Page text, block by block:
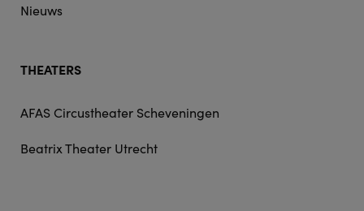
Nieuws
THEATERS
AFAS Circustheater Scheveningen
Beatrix Theater Utrecht